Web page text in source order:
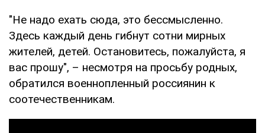
"Не надо ехать сюда, это бессмысленно.
Здесь каждый день гибнут сотни мирных
жителей, детей. Остановитесь, пожалуйста, я
вас прошу", – несмотря на просьбу родных,
обратился военнопленный россиянин к
соотечественникам.